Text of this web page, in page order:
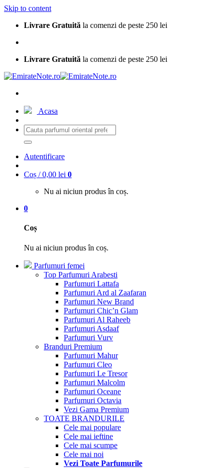
Skip to content
Livrare Gratuită la comenzi de peste 250 lei
Livrare Gratuită la comenzi de peste 250 lei
Acasa
Autentificare
Coș /0,00 lei 0
Nu ai niciun produs în coș.
0
Coș
Nu ai niciun produs în coș.
Parfumuri femei
Top Parfumuri Arabesti
Parfumuri Lattafa
Parfumuri Ard al Zaafaran
Parfumuri New Brand
Parfumuri Chic’n Glam
Parfumuri Al Raheeb
Parfumuri Asdaaf
Parfumuri Vurv
Branduri Premium
Parfumuri Mahur
Parfumuri Cleo
Parfumuri Le Tresor
Parfumuri Malcolm
Parfumuri Oceane
Parfumuri Octavia
Vezi Gama Premium
TOATE BRANDURILE
Cele mai populare
Cele mai ieftine
Cele mai scumpe
Cele mai noi
Vezi Toate Parfumurile